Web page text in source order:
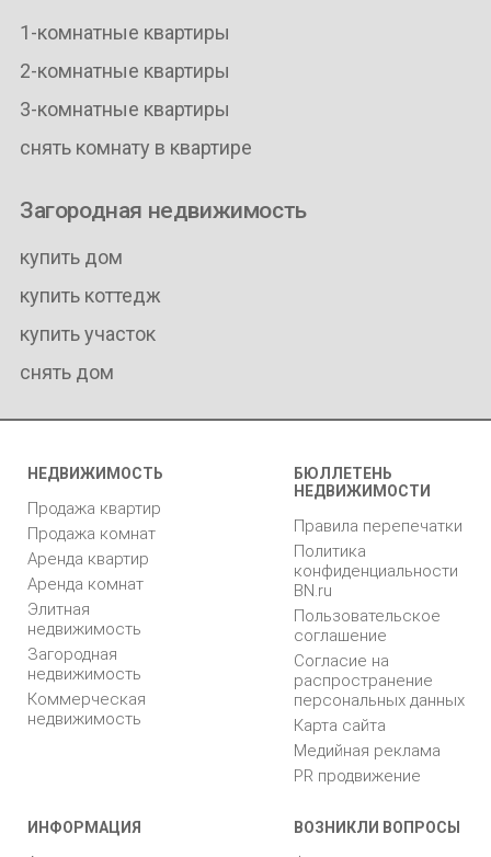
1-комнатные квартиры
2-комнатные квартиры
3-комнатные квартиры
снять комнату в квартире
Загородная недвижимость
купить дом
купить коттедж
купить участок
снять дом
НЕДВИЖИМОСТЬ
Продажа квартир
Продажа комнат
Аренда квартир
Аренда комнат
Элитная
недвижимость
Загородная
недвижимость
Коммерческая
недвижимость
БЮЛЛЕТЕНЬ
НЕДВИЖИМОСТИ
Правила перепечатки
Политика
конфиденциальности
BN.ru
Пользовательское
соглашение
Согласие на
распространение
персональных данных
Карта сайта
Медийная реклама
PR продвижение
ИНФОРМАЦИЯ ВОЗНИКЛИ ВОПРОСЫ